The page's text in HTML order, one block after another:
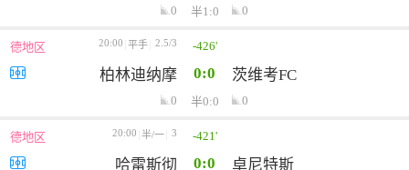
0 半1:0 0
德地区 20:00 平手 2.5/3 -426'
柏林迪纳摩 0:0 茨维考FC
0 半0:0 0
德地区 20:00 半/一 3 -421'
哈雷斯彻 0:0 卓尼特斯